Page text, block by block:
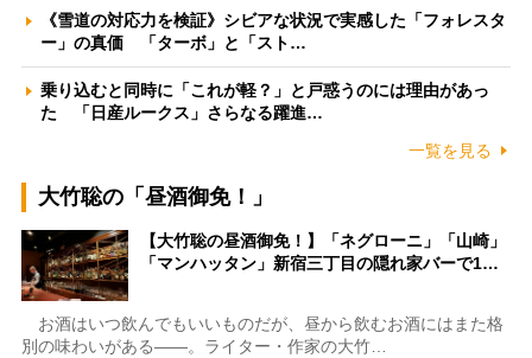
《雪道の対応力を検証》シビアな状況で実感した「フォレスタ
ー」の真価 「ターボ」と「スト…
乗り込むと同時に「これが軽？」と戸惑うのには理由があっ
た 「日産ルークス」さらなる躍進…
一覧を見る
大竹聡の「昼酒御免！」
【大竹聡の昼酒御免！】「ネグローニ」「山崎」
「マンハッタン」新宿三丁目の隠れ家バーで1…
お酒はいつ飲んでもいいものだが、昼から飲むお酒にはまた格
別の味わいがある――。ライター・作家の大竹…